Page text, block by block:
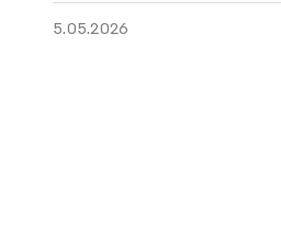
5.05.2026